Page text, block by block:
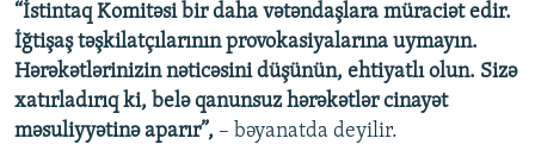
“İstintaq Komitəsi bir daha vətəndaşlara müraciət edir.
İğtişaş təşkilatçılarının provokasiyalarına uymayın.
Hərəkətlərinizin nəticəsini düşünün, ehtiyatlı olun. Sizə
xatırladırıq ki, belə qanunsuz hərəkətlər cinayət
məsuliyyətinə aparır”, – bəyanatda deyilir.